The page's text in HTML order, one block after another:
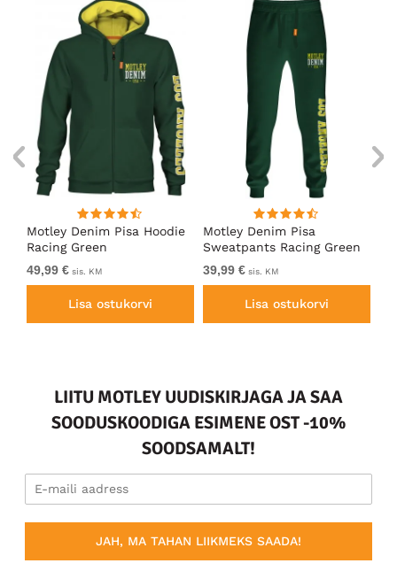
Motley Denim Pisa Hoodie
Racing Green
49,99 € sis. KM
Lisa ostukorvi
Motley Denim Pisa
Sweatpants Racing Green
39,99 € sis. KM
Lisa ostukorvi
LIITU MOTLEY UUDISKIRJAGA JA SAA
SOODUSKOODIGA ESIMENE OST -10%
SOODSAMALT!
JAH, MA TAHAN LIIKMEKS SAADA!